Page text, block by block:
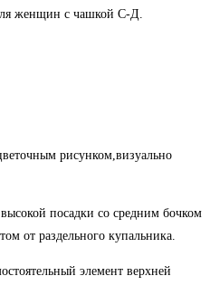
женщин с чашкой С-Д.
рисунком,визуально
посадки со средним бочком
от раздельного купальника.
элемент верхней